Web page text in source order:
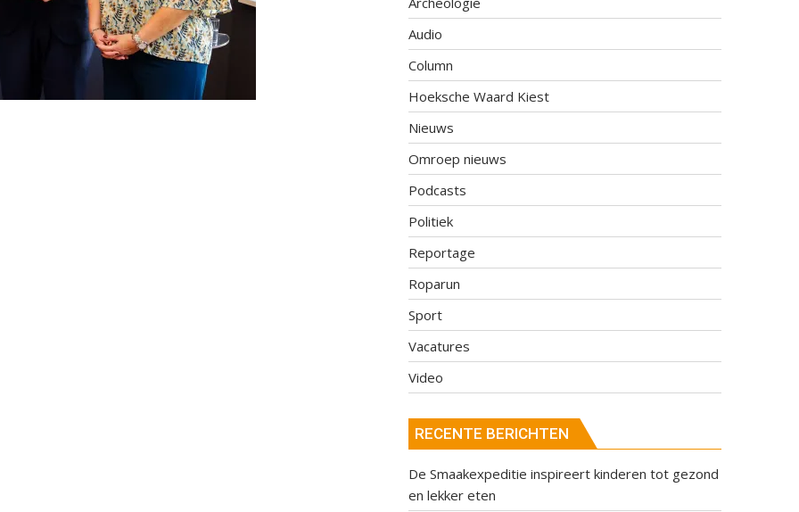
Audio
Column
Hoeksche Waard Kiest
Nieuws
Omroep nieuws
Podcasts
Politiek
Reportage
Roparun
Sport
Vacatures
Video
RECENTE BERICHTEN
De Smaakexpeditie inspireert kinderen tot gezond
en lekker eten